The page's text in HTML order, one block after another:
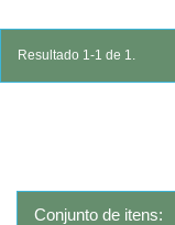
Resultado 1-1 de 1.
Conjunto de itens: